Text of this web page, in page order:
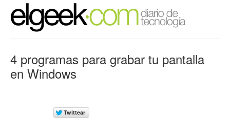
4 programas para grabar tu pantalla
en Windows